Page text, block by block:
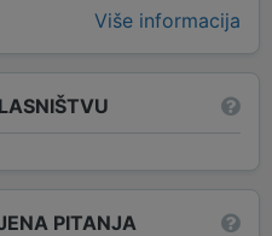
Više informacija
PITANJA